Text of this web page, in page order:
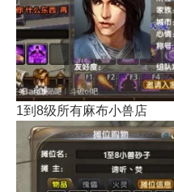
1到8级所有麻布小兽店